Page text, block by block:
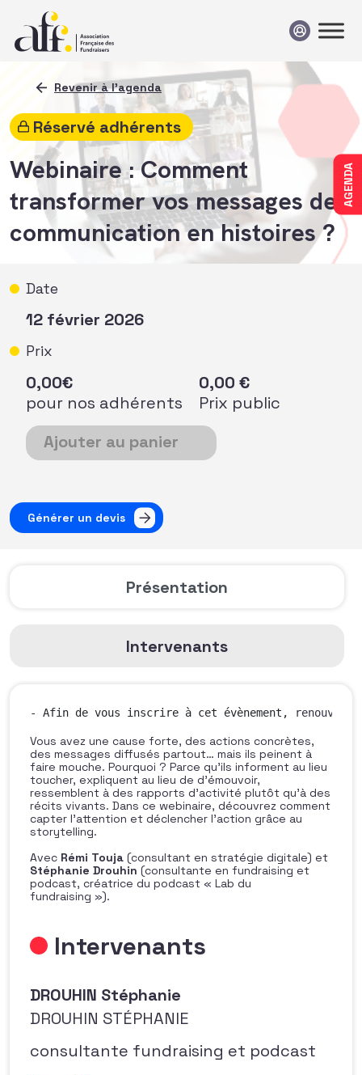
AGENDA
Revenir à l'agenda
Réservé adhérents
Webinaire : Comment
transformer vos messages de
communication en histoires ?
Date
12 février 2026
Prix
0,00€
pour nos adhérents
0,00 €
Prix public
quantité de Webinaire : Comment transformer vos
Ajouter au panier
Générer un devis
Présentation
Intervenants
- Afin de vous inscrire à cet évènement,
Vous avez une cause forte, des actions concrètes,
des messages diffusés partout… mais ils peinent à
faire mouche. Pourquoi ? Parce qu’ils informent au lieu
toucher, expliquent au lieu de d’émouvoir,
ressemblent à des rapports d’activité plutôt qu’à des
récits vivants. Dans ce webinaire, découvrez comment
capter l’attention et déclencher l’action grâce au
storytelling.
Avec Rémi Touja (consultant en stratégie digitale) et
Stéphanie Drouhin (consultante en fundraising et
podcast, créatrice du podcast « Lab du
fundraising »).
Intervenants
DROUHIN Stéphanie
DROUHIN STÉPHANIE
consultante fundraising et podcast